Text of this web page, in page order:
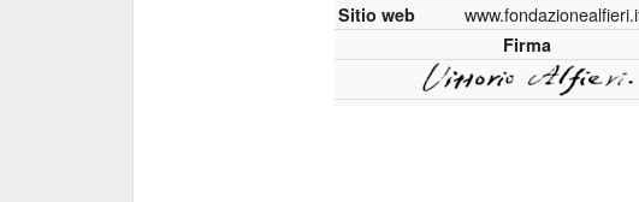
Sitio web
Firma